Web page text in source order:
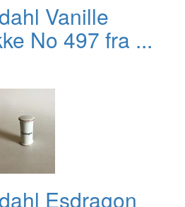
Vanille
No 497 fra ...
Esdragon